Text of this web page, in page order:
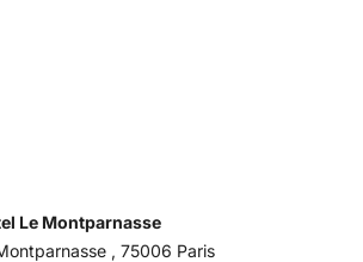
Le Montparnasse
, 75006 Paris